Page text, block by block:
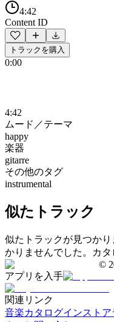
4:42
Content ID
トラックを購入
0:00
4:42
ムード／テーマ
happy
楽器
gitarre
その他のタグ
instrumental
似たトラック
似たトラックが見つかり
かりませんでした。カタ
©
アプリを入手
関連リンク
音楽カタログインストア